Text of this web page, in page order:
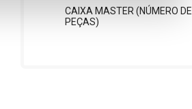
CAIXA MASTER (NÚMERO DE
PEÇAS)